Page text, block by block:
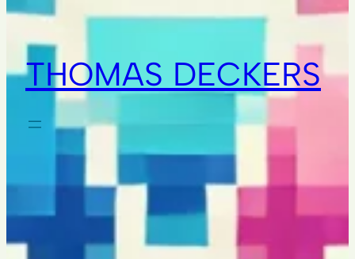
THOMAS DECKERS